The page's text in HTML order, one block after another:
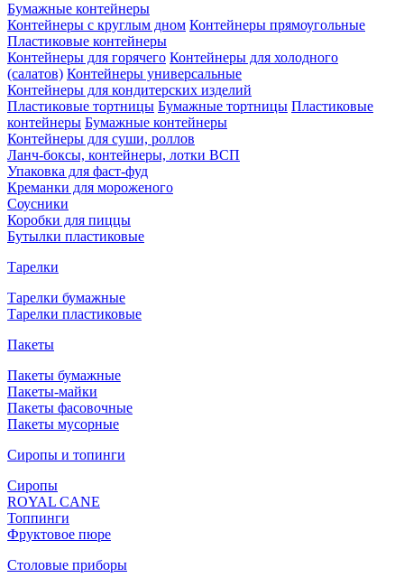
Бумажные контейнеры
Контейнеры с круглым дном Контейнеры прямоугольные
Пластиковые контейнеры
Контейнеры для горячего Контейнеры для холодного
(салатов) Контейнеры универсальные
Контейнеры для кондитерских изделий
Пластиковые тортницы Бумажные тортницы Пластиковые
контейнеры Бумажные контейнеры
Контейнеры для суши, роллов
Ланч-боксы, контейнеры, лотки ВСП
Упаковка для фаст-фуд
Креманки для мороженого
Соусники
Коробки для пиццы
Бутылки пластиковые
Тарелки
Тарелки бумажные
Тарелки пластиковые
Пакеты
Пакеты бумажные
Пакеты-майки
Пакеты фасовочные
Пакеты мусорные
Сиропы и топинги
Сиропы
ROYAL CANE
Топпинги
Фруктовое пюре
Столовые приборы